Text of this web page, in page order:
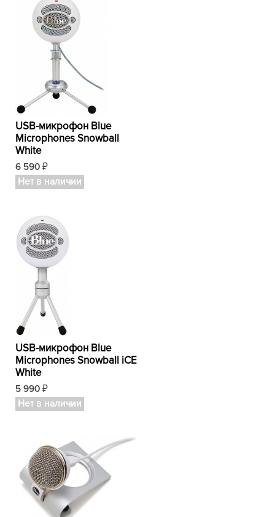
USB-микрофон Blue
Microphones Snowball
White
6 590 ₽
Нет в наличии
USB-микрофон Blue
Microphones Snowball iCE
White
5 990 ₽
Нет в наличии